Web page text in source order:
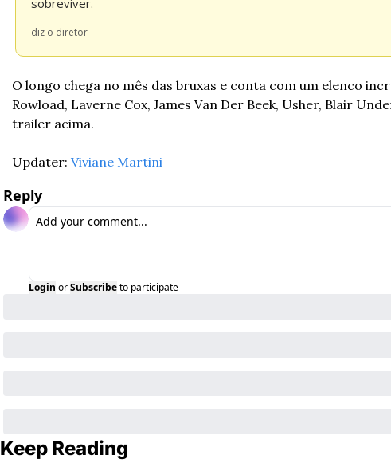
diz o diretor
O longo chega no mês das bruxas e conta com um elenco
Rowload, Laverne Cox, James Van Der Beek, Usher, Blair
trailer acima.
Updater: Viviane Martini
Reply
Login orSubscribeto participate
Keep Reading